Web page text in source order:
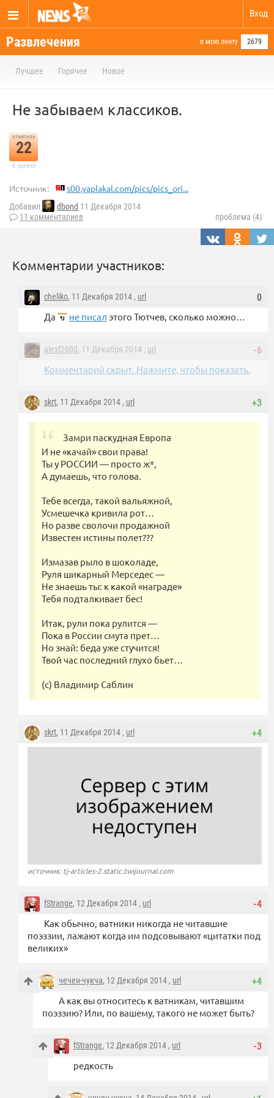
Вход
Развлечения в мою ленту 2679
Лучшее Горячее Новое
Не забываем классиков.
отметили
22
в архиве
Источник: s00.yaplakal.com/pics/pics_ori...
Добавил dbond 11 Декабря 2014
11 комментариев
проблема (4)
Комментарии участников:
0
cheliko, 11 Декабря 2014 , url
Да не писал этого Тютчев, сколько можно…
-6
alexf2000, 11 Декабря 2014 , url
Комментарий скрыт. Нажмите, чтобы показать.
+3
skrt, 11 Декабря 2014 , url
Замри паскудная Европа
И не «качай» свои права!
Ты у РОССИИ — просто ж*,
А думаешь, что голова.
Тебе всегда, такой вальяжной,
Усмешечка кривила рот…
Но разве сволочи продажной
Известен истины полет???
Измазав рыло в шоколаде,
Руля шикарный Мерседес —
Не знаешь ты: к какой «награде»
Тебя подталкивает бес!
Итак, рули пока рулится —
Пока в России смута прет…
Но знай: беда уже стучится!
Твой час последний глухо бьет…
(с) Владимир Саблин
+4
skrt, 11 Декабря 2014 , url
источник: tj-articles-2.static.twijournal.com
-4
fStrange, 12 Декабря 2014 , url
Как обычно, ватники никогда не читавшие
поэззии, лажают когда им подсовывают «цитатки под
великих»
+4
чечен-чукча, 12 Декабря 2014 , url
А как вы относитесь к ватникам, читавшим
поэззию? Или, по вашему, такого не может быть?
-3
fStrange, 12 Декабря 2014 , url
редкость